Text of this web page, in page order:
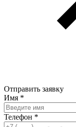
Отправить заявку
Имя *
Телефон *